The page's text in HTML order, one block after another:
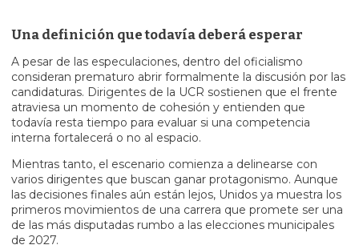
Una definición que todavía deberá esperar
A pesar de las especulaciones, dentro del oficialismo
consideran prematuro abrir formalmente la discusión por las
candidaturas. Dirigentes de la UCR sostienen que el frente
atraviesa un momento de cohesión y entienden que
todavía resta tiempo para evaluar si una competencia
interna fortalecerá o no al espacio.
Mientras tanto, el escenario comienza a delinearse con
varios dirigentes que buscan ganar protagonismo. Aunque
las decisiones finales aún están lejos, Unidos ya muestra los
primeros movimientos de una carrera que promete ser una
de las más disputadas rumbo a las elecciones municipales
de 2027.